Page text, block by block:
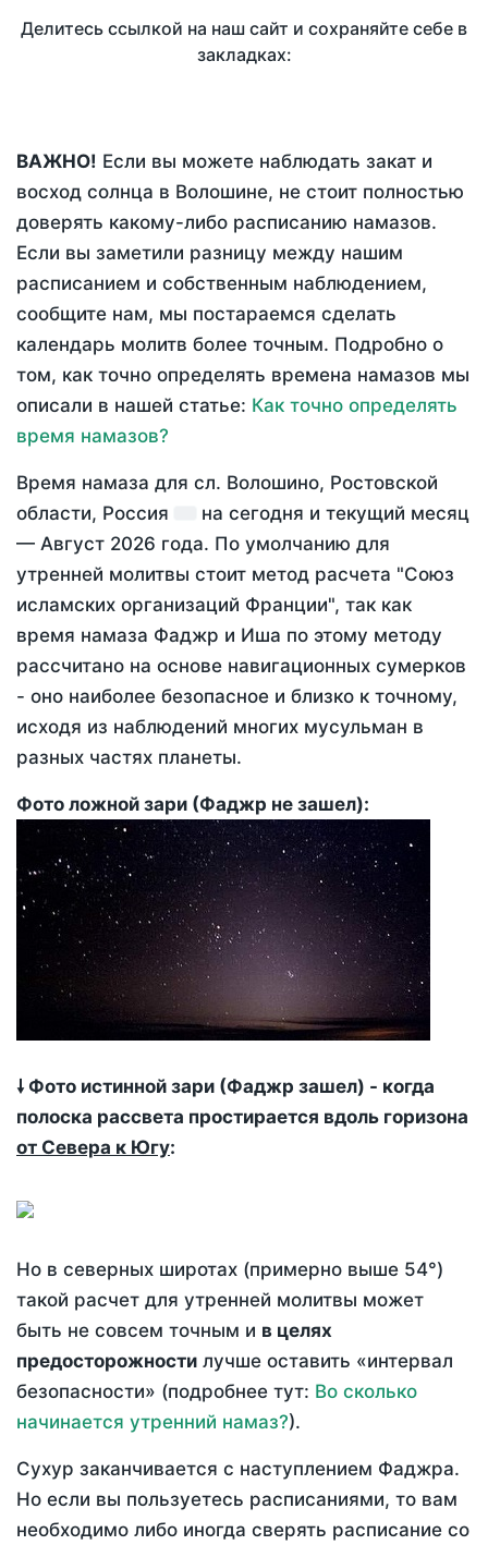
Делитесь ссылкой на наш сайт и сохраняйте себе в
закладках:
ВАЖНО! Если вы можете наблюдать закат и
восход солнца в Волошине, не стоит полностью
доверять какому-либо расписанию намазов.
Если вы заметили разницу между нашим
расписанием и собственным наблюдением,
сообщите нам, мы постараемся сделать
календарь молитв более точным. Подробно о
том, как точно определять времена намазов мы
описали в нашей статье: Как точно определять
время намазов?
Время намаза для сл. Волошино, Ростовской
области, Россия
на сегодня и текущий месяц
— Август 2026 года. По умолчанию для
утренней молитвы стоит метод расчета "Союз
исламских организаций Франции", так как
время намаза Фаджр и Иша по этому методу
рассчитано на основе навигационных сумерков
- оно наиболее безопасное и близко к точному,
исходя из наблюдений многих мусульман в
разных частях планеты.
Фото ложной зари (Фаджр не зашел):
🠗 Фото истинной зари (Фаджр зашел) - когда
полоска рассвета простирается вдоль горизона
от Севера к Югу:
Но в северных широтах (примерно выше 54°)
такой расчет для утренней молитвы может
быть не совсем точным и в целях
предосторожности лучше оставить «интервал
безопасности» (подробнее тут: Во сколько
начинается утренний намаз?).
Сухур заканчивается с наступлением Фаджра.
Но если вы пользуетесь расписаниями, то вам
необходимо либо иногда сверять расписание со